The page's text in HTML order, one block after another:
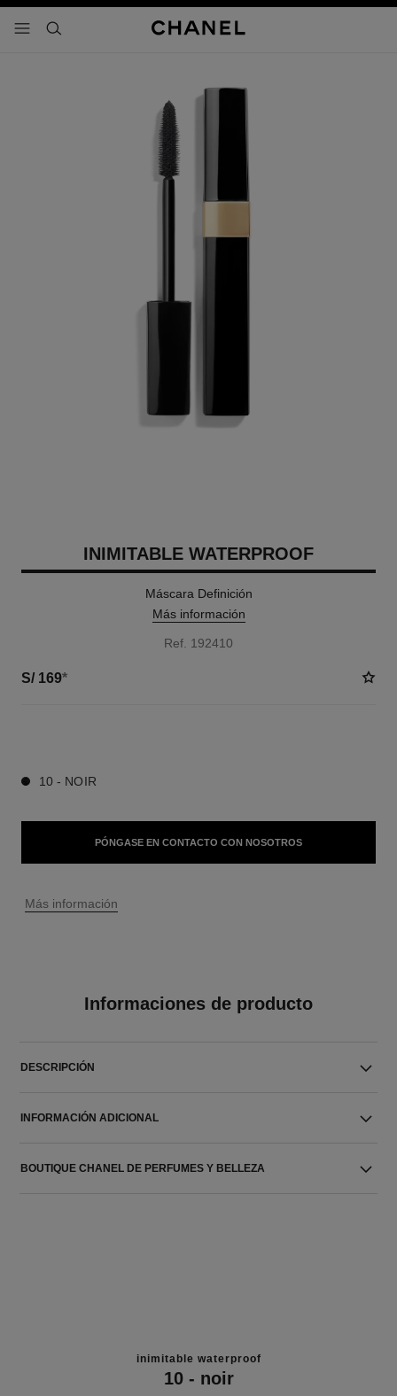
- navegación principal
buscar
INIMITABLE WATERPROOF
Máscara Definición
Más información
Ref. 192410
S/ 169*
10 - NOIR
PÓNGASE EN CONTACTO CON NOSOTROS
↩
Más información
Informaciones de producto
DESCRIPCIÓN
INFORMACIÓN ADICIONAL
BOUTIQUE CHANEL DE PERFUMES Y BELLEZA
inimitable waterproof
10 - noir